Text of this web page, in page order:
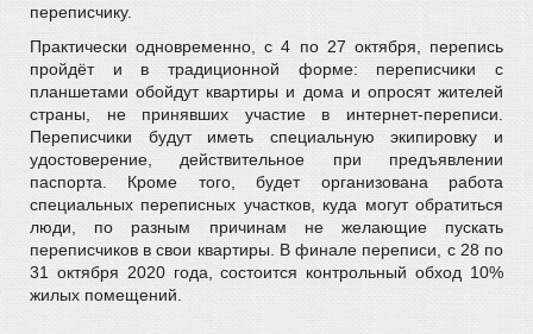
переписчику.
Практически одновременно, с 4 по 27 октября, перепись
пройдёт и в традиционной форме: переписчики с
планшетами обойдут квартиры и дома и опросят жителей
страны, не принявших участие в интернет-переписи.
Переписчики будут иметь специальную экипировку и
удостоверение, действительное при предъявлении
паспорта. Кроме того, будет организована работа
специальных переписных участков, куда могут обратиться
люди, по разным причинам не желающие пускать
переписчиков в свои квартиры. В финале переписи, с 28 по
31 октября 2020 года, состоится контрольный обход 10%
жилых помещений.